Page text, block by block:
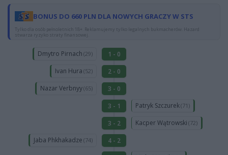
BONUS DO 660 PLN DLA NOWYCH GRACZY W STS
Tylko dla osób pełnoletnich 18+. Reklamujemy tylko legalnych bukmacherów. Hazard
stwarza ryzyko straty finansowej.
Dmytro Pirnach (29)
1 - 0
Ivan Hura (52)
2 - 0
Nazar Verbnyy(65)
3 - 0
3 - 1
Patryk Szczurek(71)
3 - 2 Kacper Wątrowski (72)
Jaba Phkhakadze (74)
4 - 2